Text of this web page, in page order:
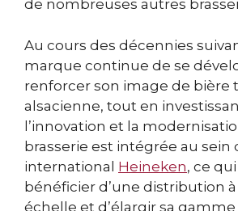
de nombreuses autres
Au cours des décennies
marque continue de se
renforcer son image de bière
alsacienne, tout en
l’innovation et la
brasserie est intégrée au sein
international Heineken, ce
bénéficier d’une distribution
échelle et d’élargir sa